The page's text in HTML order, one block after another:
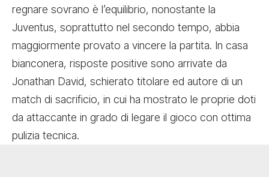
regnare sovrano è l’equilibrio, nonostante la
Juventus, soprattutto nel secondo tempo, abbia
maggiormente provato a vincere la partita. In casa
bianconera, risposte positive sono arrivate da
Jonathan David, schierato titolare ed autore di un
match di sacrificio, in cui ha mostrato le proprie doti
da attaccante in grado di legare il gioco con ottima
pulizia tecnica.